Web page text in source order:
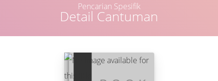
Detail Cantuman
Pencarian Spesifik